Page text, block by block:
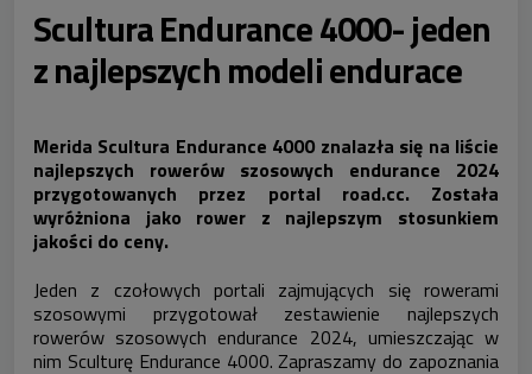
Scultura Endurance 4000- jeden
z najlepszych modeli endurace
Merida Scultura Endurance 4000 znalazła się na liście
najlepszych rowerów szosowych endurance 2024
przygotowanych przez portal road.cc. Została
wyróżniona jako rower z najlepszym stosunkiem
jakości do ceny.
Jeden z czołowych portali zajmujących się rowerami
szosowymi przygotował zestawienie najlepszych
rowerów szosowych endurance 2024, umieszczając w
nim Sculturę Endurance 4000. Zapraszamy do zapoznania